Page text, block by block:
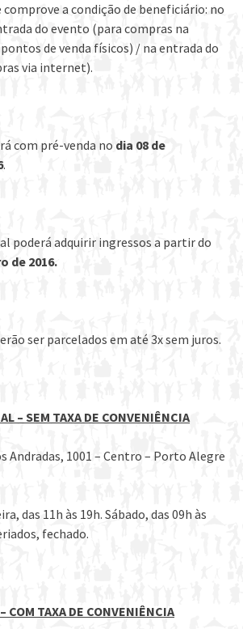
a condição de beneficiário: no
do evento (para compras na
de venda físicos) / na entrada do
via internet).
com pré-venda no dia 08 de
.
poderá adquirir ingressos a partir do
de 2016.
ser parcelados em até 3x sem juros.
– SEM TAXA DE CONVENIÊNCIA
Andradas, 1001 – Centro – Porto Alegre
das 11h às 19h. Sábado, das 09h às
fechado.
COM TAXA DE CONVENIÊNCIA